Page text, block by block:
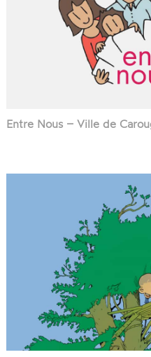
Entre Nous – Ville de